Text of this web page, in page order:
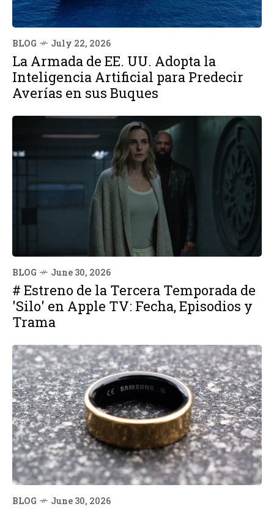
BLOG July 22, 2026
La Armada de EE. UU. Adopta la
Inteligencia Artificial para Predecir
Averías en sus Buques
BLOG June 30, 2026
# Estreno de la Tercera Temporada de
'Silo' en Apple TV: Fecha, Episodios y
Trama
BLOG June 30, 2026